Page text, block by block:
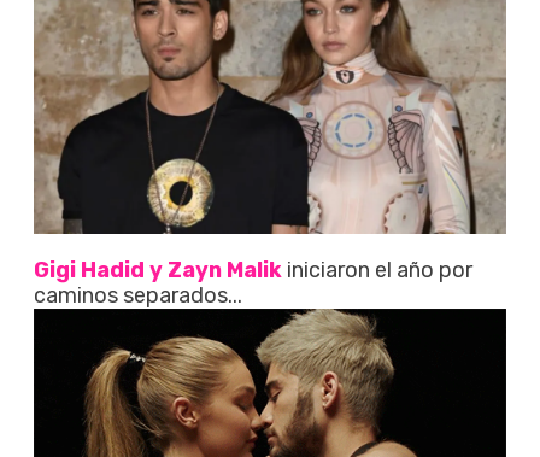
Gigi Hadid y Zayn Malik iniciaron el año por
caminos separados...